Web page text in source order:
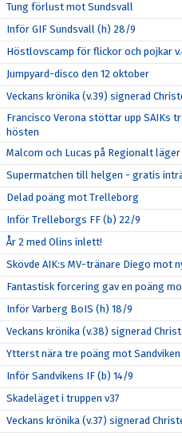
Tung förlust mot Sundsvall
Inför GIF Sundsvall (h) 28/9
Höstlovscamp för flickor och pojkar
Jumpyard-disco den 12 oktober
Veckans krönika (v.39) signerad
Francisco Verona stöttar upp SAIKs
hösten
Malcom och Lucas på Regionalt
Supermatchen till helgen - gratis
Delad poäng mot Trelleborg
Inför Trelleborgs FF (b) 22/9
År 2 med Olins inlett!
Skövde AIK:s MV-tränare Diego mot
Fantastisk forcering gav en poäng
Inför Varberg BoIS (h) 18/9
Veckans krönika (v.38) signerad
Ytterst nära tre poäng mot Sandviken
Inför Sandvikens IF (b) 14/9
Skadeläget i truppen v37
Veckans krönika (v.37) signerad